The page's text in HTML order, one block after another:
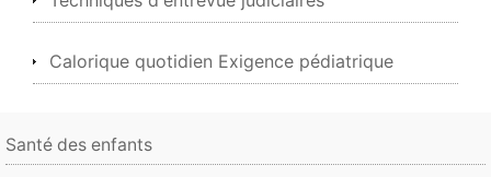
Calorique quotidien Exigence pédiatrique
Santé des enfants